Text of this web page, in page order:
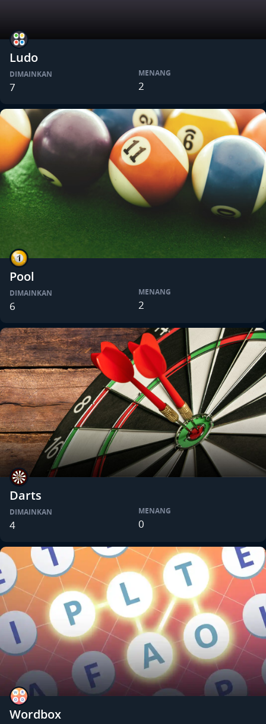
Ludo
DIMAINKAN
7
MENANG
2
Pool
DIMAINKAN
6
MENANG
2
Darts
DIMAINKAN
4
MENANG
0
Wordbox